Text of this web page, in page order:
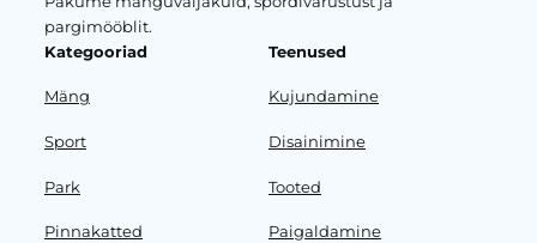
pargimööblit.
Kategooriad
Mäng
Sport
Park
Pinnakatted
Teenused
Kujundamine
Disainimine
Tooted
Paigaldamine